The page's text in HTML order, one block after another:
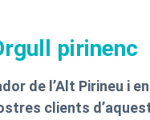
pirinenc
de l’Alt Pirineu i
clients